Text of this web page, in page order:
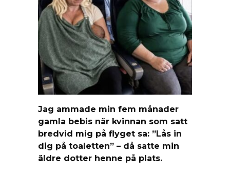
Jag ammade min fem månader
gamla bebis när kvinnan som satt
bredvid mig på flyget sa: ”Lås in
dig på toaletten” – då satte min
äldre dotter henne på plats.